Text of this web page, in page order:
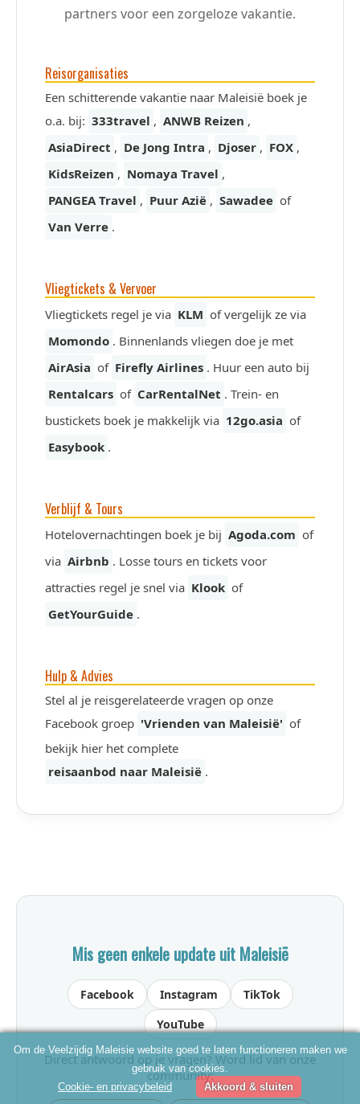
partners voor een zorgeloze vakantie.
Reisorganisaties
Een schitterende vakantie naar Maleisië boek je
o.a. bij: 333travel , ANWB Reizen ,
AsiaDirect , De Jong Intra , Djoser , FOX ,
KidsReizen , Nomaya Travel ,
PANGEA Travel , Puur Azië , Sawadee of
Van Verre .
Vliegtickets & Vervoer
Vliegtickets regel je via KLM of vergelijk ze via
Momondo . Binnenlands vliegen doe je met
AirAsia of Firefly Airlines . Huur een auto bij
Rentalcars of CarRentalNet . Trein- en
bustickets boek je makkelijk via 12go.asia of
Easybook .
Verblijf & Tours
Hotelovernachtingen boek je bij Agoda.com of
via Airbnb . Losse tours en tickets voor
attracties regel je snel via Klook of
GetYourGuide .
Hulp & Advies
Stel al je reisgerelateerde vragen op onze
Facebook groep 'Vrienden van Maleisië' of
bekijk hier het complete
reisaanbod naar Maleisië .
Mis geen enkele update uit Maleisië
Facebook Instagram
TikTok
YouTube
Direct antwoord op je vragen? Word lid van onze
community:
Om de Veelzijdig Maleisie website goed te laten functioneren maken we
gebruik van cookies.
Cookie- en privacybeleid
Akkoord & sluiten